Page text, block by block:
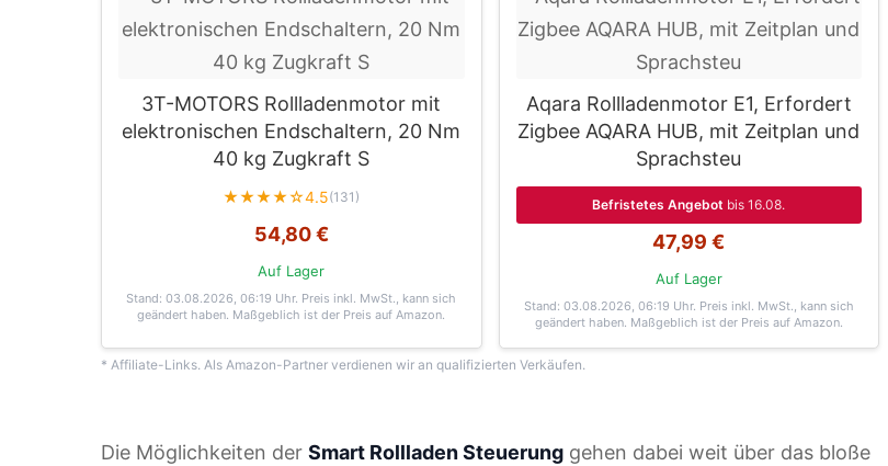
3T-MOTORS Rollladenmotor mit
elektronischen Endschaltern, 20 Nm
40 kg Zugkraft S
★★★★☆4.5(131)
54,80 €
Auf Lager
Stand: 03.08.2026, 06:19 Uhr. Preis inkl. MwSt., kann sich
geändert haben. Maßgeblich ist der Preis auf Amazon.
Aqara Rollladenmotor E1, Erfordert
Zigbee AQARA HUB, mit Zeitplan und
Sprachsteu
Befristetes Angebot bis 16.08.
47,99 €
Auf Lager
Stand: 03.08.2026, 06:19 Uhr. Preis inkl. MwSt., kann sich
geändert haben. Maßgeblich ist der Preis auf Amazon.
* Affiliate-Links. Als Amazon-Partner verdienen wir an qualifizierten Verkäufen.
Die Möglichkeiten der Smart Rollladen Steuerung gehen dabei weit über das bloße